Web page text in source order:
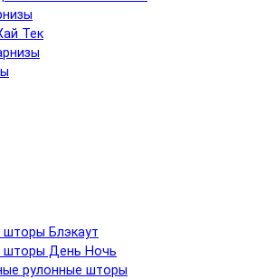
Тек
шторы Блэкаут
шторы День Ночь
рулонные шторы